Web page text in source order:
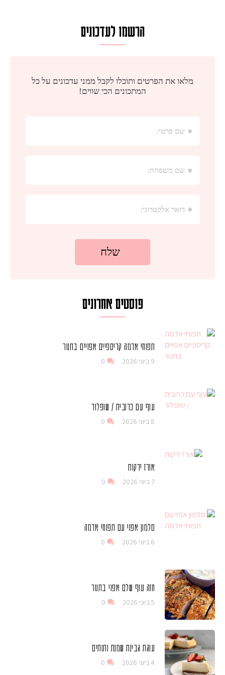
הרשמו לעדכונים
פוסטים אחרונים
תפוחי אדמה קריספיים אפויים בתנור
9 ביוני 2026 0
עוף עם כרובית / שופלור
8 ביוני 2026 0
אורז ירקות
7 ביוני 2026 0
סלמון אפוי עם תפוחי אדמה
6 ביוני 2026 0
חזה עוף שלם אפוי בתנור
5 ביוני 2026 0
עוגת גבינת שמנת ותותים
4 ביוני 2026 0